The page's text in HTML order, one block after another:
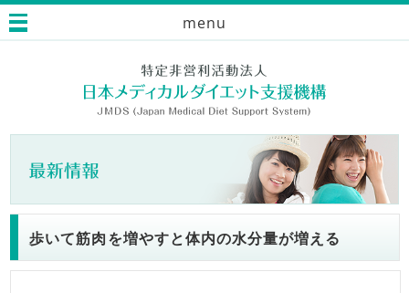
menu
歩いて筋肉を増やすと体内の水分量が増える